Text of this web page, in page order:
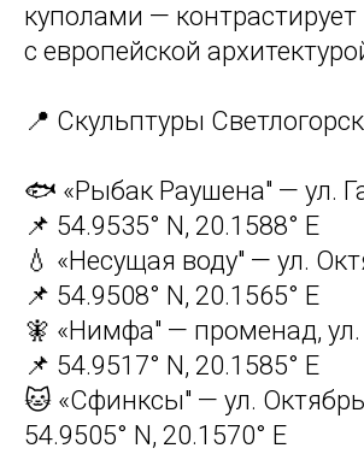
куполами — контрастирует
с европейской
📍 Скульптуры
🐟 «Рыбак Раушена" — ул.
📌 54.9535° N, 20.1588° E
💧 «Несущая воду" — ул.
📌 54.9508° N, 20.1565° E
🧚 «Нимфа" — променад,
📌 54.9517° N, 20.1585° E
🐱 «Сфинксы" — ул.
54.9505° N, 20.1570° E